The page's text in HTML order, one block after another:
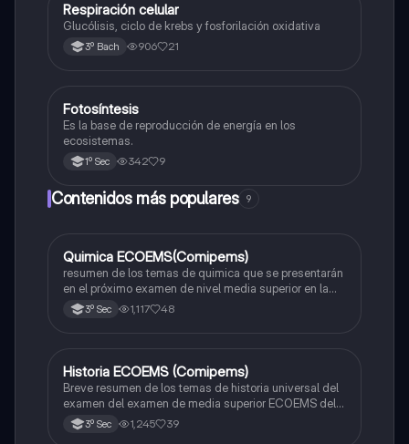
Biología
Respiración celular
Glucólisis, ciclo de krebs y fosforilación oxidativa
3º Bach 906 21
Biología
Fotosíntesis
Es la base de reproducción de energía en los
ecosistemas.
1º Sec 342 9
Contenidos más populares 9
Química
Quimica ECOEMS(Comipems)
resumen de los temas de quimica que se presentarán
en el próximo examen de nivel media superior en la
zona metropolitana de el valle de México
3º Sec 1,117 48
Historia
Historia ECOEMS (Comipems)
Breve resumen de los temas de historia universal del
examen del examen de media superior ECOEMS del
valle de México
3º Sec 1,245 39